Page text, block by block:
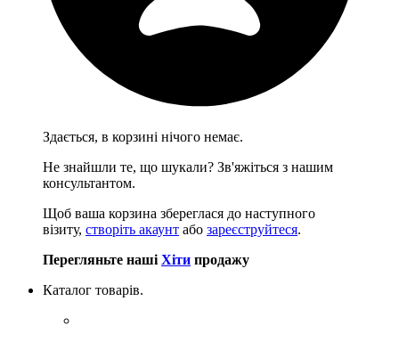
Здається, в корзині нічого немає.
Не знайшли те, що шукали? Зв'яжіться з нашим
консультантом.
Щоб ваша корзина збереглася до наступного
візиту, створіть акаунт або зареєструйтеся.
Перегляньте наші Хіти продажу
Каталог товарів.